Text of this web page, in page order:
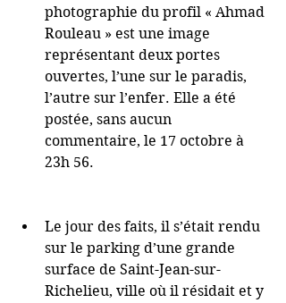
photographie du profil « Ahmad
Rouleau » est une image
représentant deux portes
ouvertes, l’une sur le paradis,
l’autre sur l’enfer. Elle a été
postée, sans aucun
commentaire, le 17 octobre à
23h 56.
Le jour des faits, il s’était rendu
sur le parking d’une grande
surface de Saint-Jean-sur-
Richelieu, ville où il résidait et y